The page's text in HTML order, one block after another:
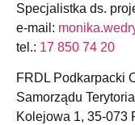
Specjalistka ds.
e-mail:
tel.: 17 850 74 20
FRDL Podkarpacki
Samorządu
Kolejowa 1, 35-073